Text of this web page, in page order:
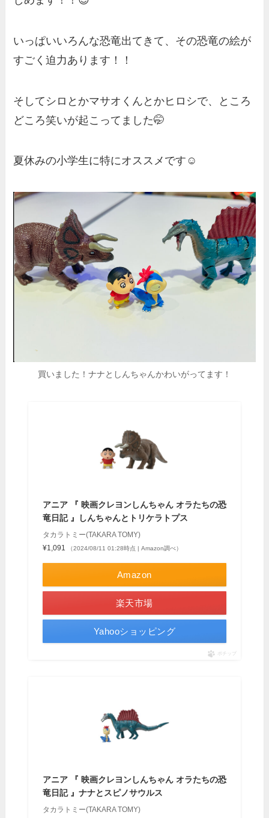
いっぱいいろんな恐竜出てきて、その恐竜の絵が
すごく迫力あります！！
そしてシロとかマサオくんとかヒロシで、ところ
どころ笑いが起こってました🤭
夏休みの小学生に特にオススメです☺️
買いました！ナナとしんちゃんかわいがってます！
アニア 『 映画クレヨンしんちゃん オラたちの恐
竜日記 』しんちゃんとトリケラトプス
タカラトミー(TAKARA TOMY)
¥1,091
（2024/08/11 01:28時点 | Amazon調べ）
Amazon
楽天市場
Yahooショッピング
ポチップ
アニア 『 映画クレヨンしんちゃん オラたちの恐
竜日記 』ナナとスピノサウルス
タカラトミー(TAKARA TOMY)